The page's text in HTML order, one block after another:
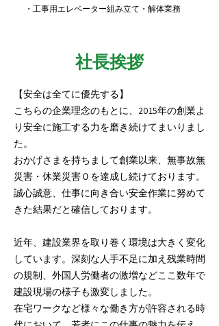
・工事用エレベーター組み立て・解体業務​
​社長挨拶
【安全は全てに優先する】
こちらの企業理念のもとに、2015年の創業よ
り安全に施工する力を磨き続けてまいりまし
た。
おかげさまを持ちまして創業以来、無事故無
災害・休業災害０を達成し続けております。
誠心誠意、仕事に向き合い安全作業に努めて
きた結果だと確信しております。
近年、建設業界を取り巻く環境は大きく変化
しています。深刻な人手不足に加え残業時間
の規制、外国人労働者の激増などここ数年で
建設現場の様子も激変しました。
在宅ワークなど様々な働き方が許容される時